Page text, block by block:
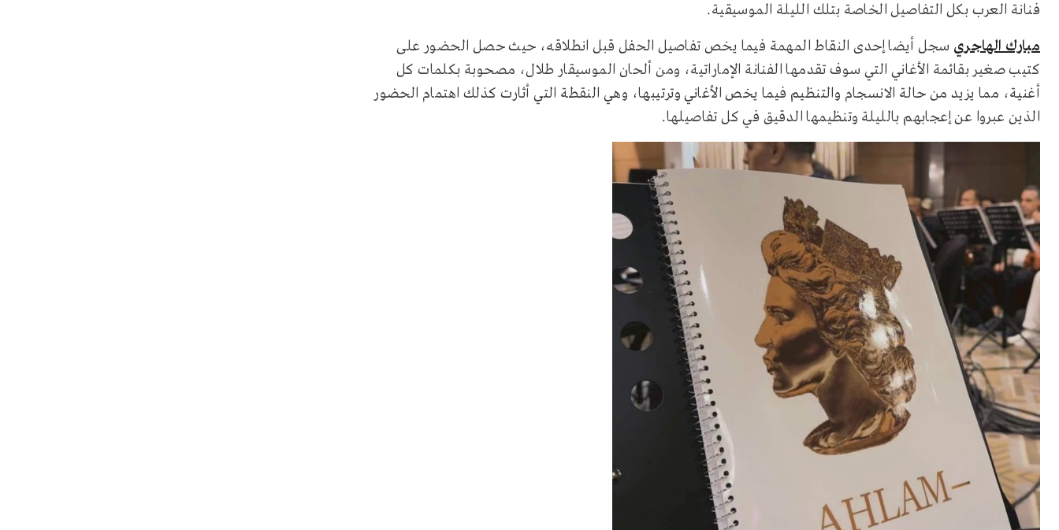
فنانة العرب بكل التفاصيل الخاصة بتلك الليلة الموسيقية.
مبارك الهاجري سجل أيضا إحدى النقاط المهمة فيما يخص تفاصيل الحفل قبل انطلاقه، حيث حصل الحضور على
كتيب صغير بقائمة الأغاني التي سوف تقدمها الفنانة الإماراتية، ومن ألحان الموسيقار طلال، مصحوبة بكلمات كل
أغنية، مما يزيد من حالة الانسجام والتنظيم فيما يخص الأغاني وترتيبها، وهي النقطة التي أثارت كذلك اهتمام الحضور
الذين عبروا عن إعجابهم بالليلة وتنظيمها الدقيق في كل تفاصيلها.